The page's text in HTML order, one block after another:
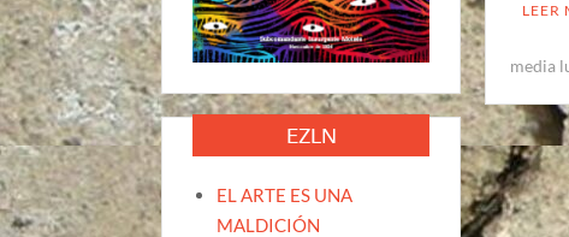
LEER
media
EZLN
EL ARTE ES UNA
MALDICIÓN